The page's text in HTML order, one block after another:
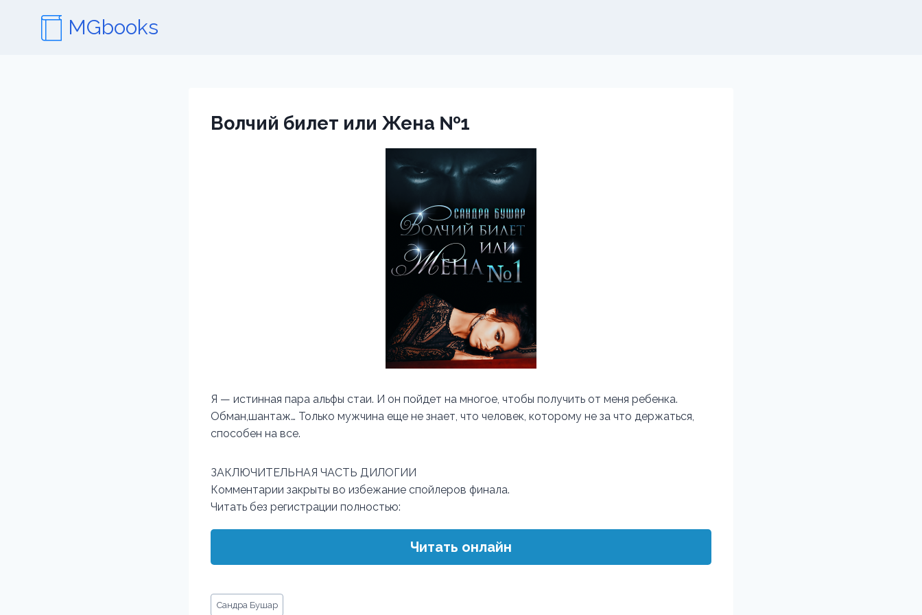
содержимому
MGbooks
Волчий билет или Жена №1
Я — истинная пара альфы стаи. И он пойдет на многое, чтобы получить от меня ребенка.
Обман,шантаж… Только мужчина еще не знает, что человек, которому не за что держаться,
способен на все.
ЗАКЛЮЧИТЕЛЬНАЯ ЧАСТЬ ДИЛОГИИ
Комментарии закрыты во избежание спойлеров финала.
Читать без регистрации полностью:
Читать онлайн
Метки
Сандра Бушар